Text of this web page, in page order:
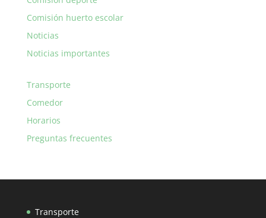
Comisión huerto escolar
Noticias
Noticias importantes
Transporte
Comedor
Horarios
Preguntas frecuentes
Transporte